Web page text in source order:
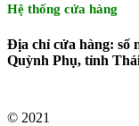
Hệ thống cửa hàng
Địa chỉ cửa hàng: số
Quỳnh Phụ, tỉnh
© 2021